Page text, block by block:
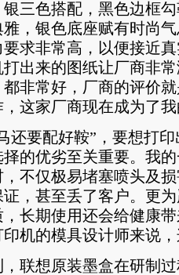
银三色搭配，黑色边框
雅，银色底座赋有时尚
要求非常高，以便接近
打出来的图纸让厂商非
非常好，厂商的评价
，这家厂商现在成为了
还要配好鞍”，要想打
的优劣至关重要。我
，不仅极易堵塞喷头及
，甚至丢了客户。更
长期使用还会给健康
印机的模具设计师来说
联想原装墨盒在研制